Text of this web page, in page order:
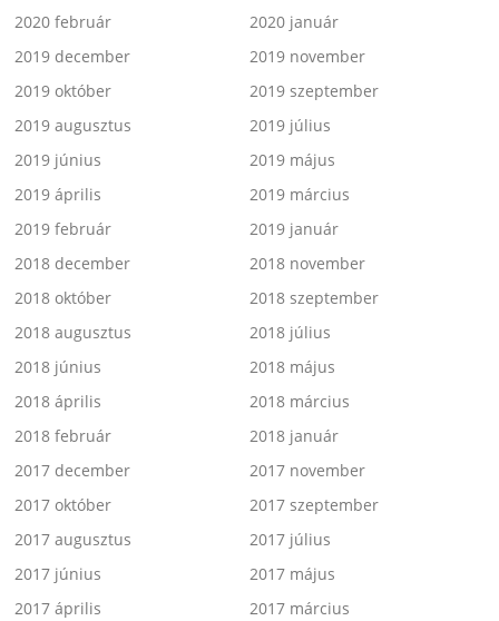
2020 február
2020 január
2019 december
2019 november
2019 október
2019 szeptember
2019 augusztus
2019 július
2019 június
2019 május
2019 április
2019 március
2019 február
2019 január
2018 december
2018 november
2018 október
2018 szeptember
2018 augusztus
2018 július
2018 június
2018 május
2018 április
2018 március
2018 február
2018 január
2017 december
2017 november
2017 október
2017 szeptember
2017 augusztus
2017 július
2017 június
2017 május
2017 április
2017 március